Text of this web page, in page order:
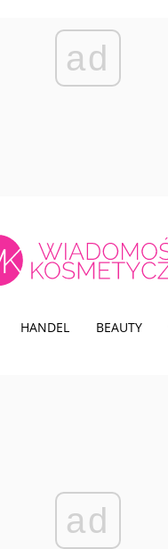
ad
HANDEL BEAUTY
ad